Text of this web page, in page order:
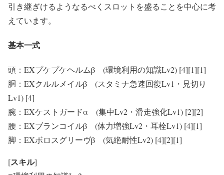
引き継ぎけるようなるべくスロットを盛ることを中心に考
えています。
基本一式
頭：EXプケプケヘルムβ (環境利用の知識Lv2) [4][1][1]
胴：EXクルルメイルβ (スタミナ急速回復Lv1・見切り
Lv1) [4]
腕：EXケストガードα (集中Lv2・滑走強化Lv1) [2][2]
腰：EXブランコイルβ (体力増強Lv2・耳栓Lv1) [4][1]
脚：EXボロスグリーヴβ (気絶耐性Lv2) [4][2][1]
[スキル]